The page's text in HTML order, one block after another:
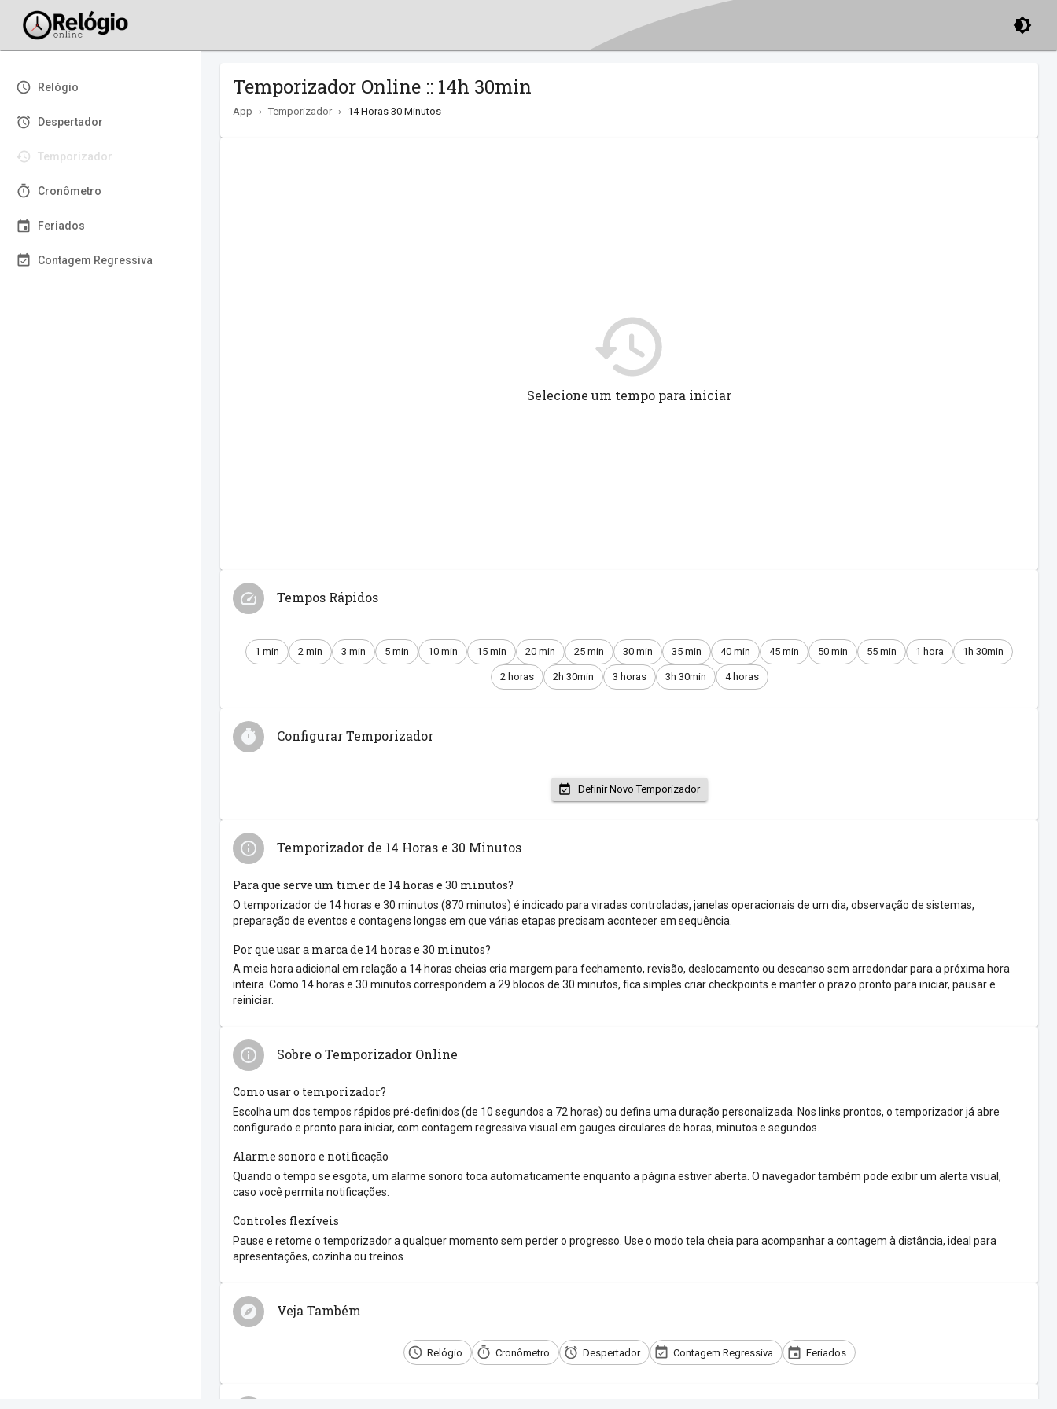
Relógio
Despertador
Temporizador
Cronômetro
Feriados
Contagem Regressiva
Temporizador Online :: 14h 30min
App › Temporizador › 14 Horas 30 Minutos
Selecione um tempo para iniciar
Tempos Rápidos
1 min 2 min 3 min 5 min 10 min 15 min 20 min 25 min 30 min 35 min 40 min 45 min 50 min 55 min 1 hora 1h 30min
2 horas 2h 30min 3 horas 3h 30min 4 horas
Configurar Temporizador
Definir Novo Temporizador
Temporizador de 14 Horas e 30 Minutos
Para que serve um timer de 14 horas e 30 minutos?
O temporizador de 14 horas e 30 minutos (870 minutos) é indicado para viradas controladas, janelas operacionais de um dia, observação de sistemas,
preparação de eventos e contagens longas em que várias etapas precisam acontecer em sequência.
Por que usar a marca de 14 horas e 30 minutos?
A meia hora adicional em relação a 14 horas cheias cria margem para fechamento, revisão, deslocamento ou descanso sem arredondar para a próxima hora
inteira. Como 14 horas e 30 minutos correspondem a 29 blocos de 30 minutos, fica simples criar checkpoints e manter o prazo pronto para iniciar, pausar e
reiniciar.
Sobre o Temporizador Online
Como usar o temporizador?
Escolha um dos tempos rápidos pré-definidos (de 10 segundos a 72 horas) ou defina uma duração personalizada. Nos links prontos, o temporizador já abre
configurado e pronto para iniciar, com contagem regressiva visual em gauges circulares de horas, minutos e segundos.
Alarme sonoro e notificação
Quando o tempo se esgota, um alarme sonoro toca automaticamente enquanto a página estiver aberta. O navegador também pode exibir um alerta visual,
caso você permita notificações.
Controles flexíveis
Pause e retome o temporizador a qualquer momento sem perder o progresso. Use o modo tela cheia para acompanhar a contagem à distância, ideal para
apresentações, cozinha ou treinos.
Veja Também
Relógio Cronômetro Despertador Contagem Regressiva Feriados